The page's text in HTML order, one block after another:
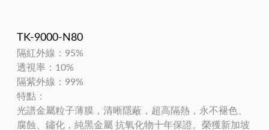
TK-9000-N80
隔紅外線：95%
透視率：10%
隔紫外線：99%
特點：
光譜金屬粒子薄膜，清晰隱蔽，超高隔熱，永不褪色、
腐蝕、鏽化，純黑金屬 抗氧化物十年保證。榮獲新加坡